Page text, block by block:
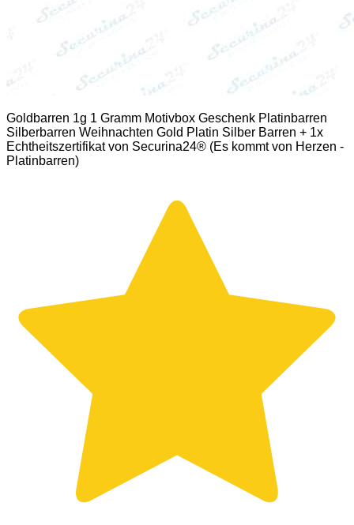
Goldbarren 1g 1 Gramm Motivbox Geschenk Platinbarren
Silberbarren Weihnachten Gold Platin Silber Barren + 1x
Echtheitszertifikat von Securina24® (Es kommt von Herzen -
Platinbarren)